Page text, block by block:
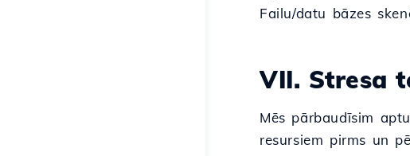
Failu/datu bāzes
VII. Stresa
Mēs pārbaudīsim
resursiem pirms un